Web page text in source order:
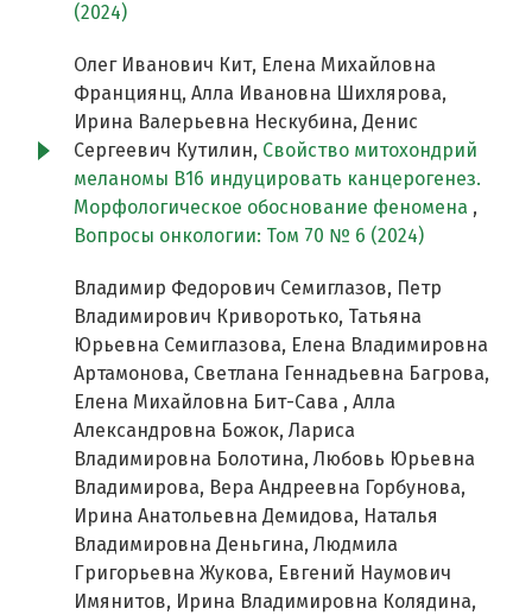
(2024)
Олег Иванович Кит, Елена Михайловна
Франциянц, Алла Ивановна Шихлярова,
Ирина Валерьевна Нескубина, Денис
Сергеевич Кутилин, Свойство митохондрий
меланомы В16 индуцировать канцерогенез.
Морфологическое обоснование феномена ,
Вопросы онкологии: Том 70 № 6 (2024)
Владимир Федорович Семиглазов, Петр
Владимирович Криворотько, Татьяна
Юрьевна Семиглазова, Елена Владимировна
Артамонова, Светлана Геннадьевна Багрова,
Елена Михайловна Бит-Сава , Алла
Александровна Божок, Лариса
Владимировна Болотина, Любовь Юрьевна
Владимирова, Вера Андреевна Горбунова,
Ирина Анатольевна Демидова, Наталья
Владимировна Деньгина, Людмила
Григорьевна Жукова, Евгений Наумович
Имянитов, Ирина Владимировна Колядина,